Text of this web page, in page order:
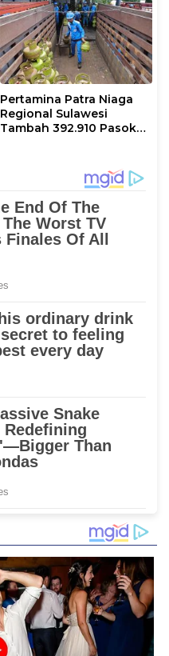
Pertamina Patra Niaga
Regional Sulawesi
Tambah 392.910 Pasokan
dan Long Weekend